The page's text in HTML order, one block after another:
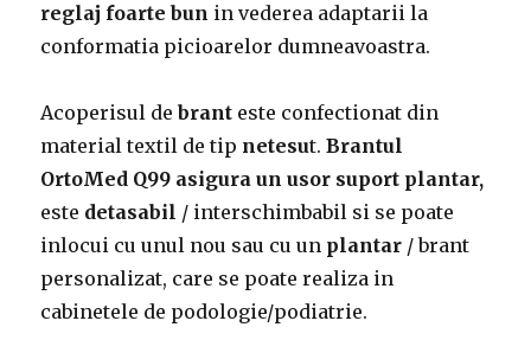
reglaj foarte bun in vederea adaptarii la
conformatia picioarelor dumneavoastra.
Acoperisul debrant este confectionat din
material textil de tip netesut.Brantul
OrtoMed Q99 asigura un usor suport plantar,
este detasabil / interschimbabil si se poate
inlocui cu unul nou sau cu un plantar / brant
personalizat, care se poate realiza in
cabinetele de podologie/podiatrie.